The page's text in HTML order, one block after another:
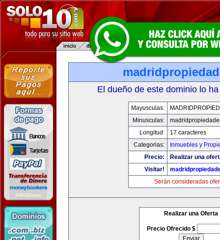
El dueño de este dominio lo
Mayusculas:
Minusculas:
Longitud:
17 caracteres
Categorias:
Inmuebles y
Precio:
Realizar una
Visitar!
Serán consideradas
Realizar una Oferta
Precio Ofrecido $